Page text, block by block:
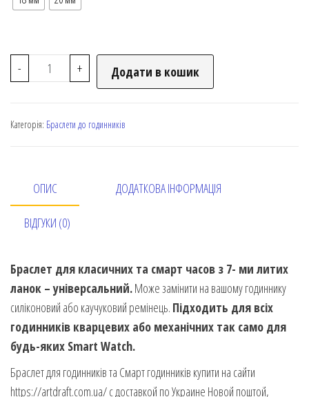
- + Додати в кошик
Категорія: Браслети до годинників
ОПИС ДОДАТКОВА ІНФОРМАЦІЯ
ВІДГУКИ (0)
Браслет для класичних та смарт часов з 7- ми литих
ланок – універсальний.Може замінити на вашому годиннику
силіконовий або каучуковий ремінець. Підходить для всіх
годинників кварцевих або механічних так само для
будь-яких Smart Watch.
Браслет для годинників та Смарт годинників купити на сайти
https://artdraft.com.ua/ с доставкой по Украине Новой поштой,